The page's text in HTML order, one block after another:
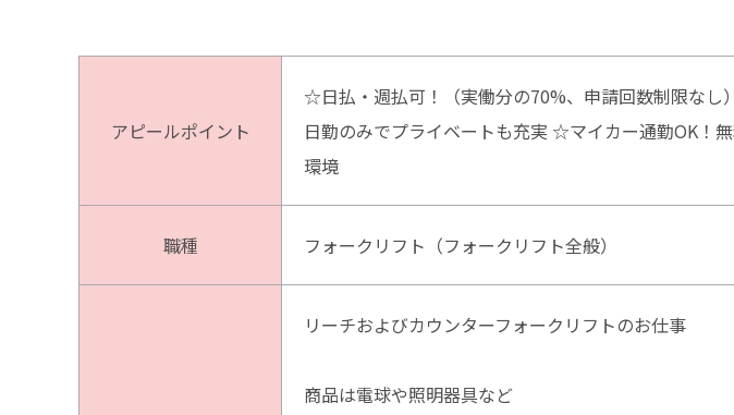
アピールポイント
☆日払・週払可！（実働分の70%、申請回数制限な
日勤のみでプライベートも充実 ☆マイカー通勤OK！
環境
職種 フォークリフト（フォークリフト全般）
リーチおよびカウンターフォークリフトのお仕事
商品は電球や照明器具など